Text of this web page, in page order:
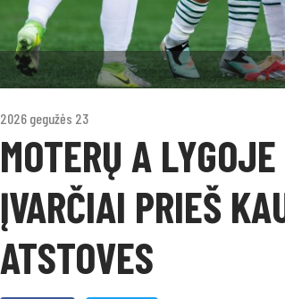
2026 gegužės 23
MOTERŲ A
ĮVARČIAI PRIEŠ
ATSTOVES